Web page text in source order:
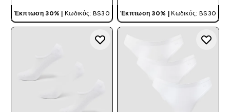
Έκπτωση 30% | Κωδικός: BS30 Έκπτωση 30% | Κωδικός: BS30